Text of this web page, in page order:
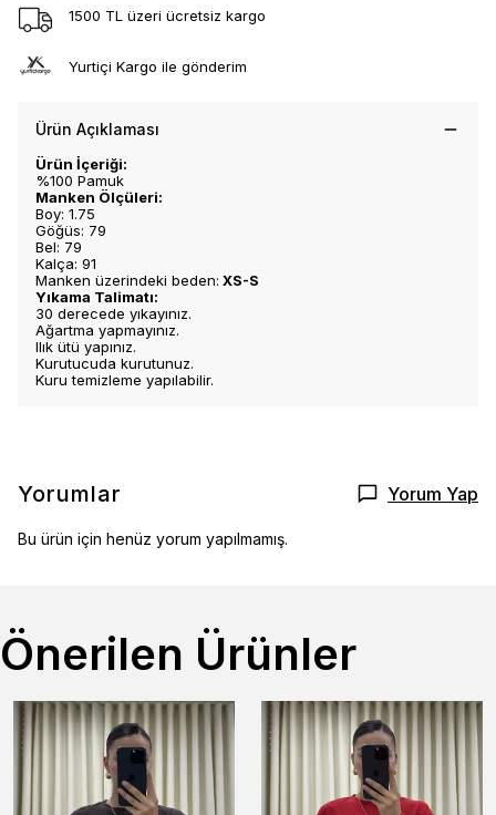
1500 TL üzeri ücretsiz kargo
Yurtiçi Kargo ile gönderim
Ürün Açıklaması
Ürün İçeriği:
%100 Pamuk
Manken Ölçüleri:
Boy: 1.75
Göğüs: 79
Bel: 79
Kalça: 91
Manken üzerindeki beden: XS-S
Yıkama Talimatı:
30 derecede yıkayınız.
Ağartma yapmayınız.
Ilık ütü yapınız.
Kurutucuda kurutunuz.
Kuru temizleme yapılabilir.
Yorumlar Yorum Yap
Bu ürün için henüz yorum yapılmamış.
Önerilen Ürünler